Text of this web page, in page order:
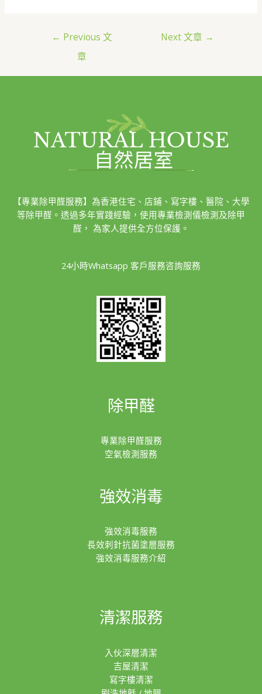
← Previous 文
章
Next 文章 →
【專業除甲醛服務】為香港住宅、店鋪、寫字樓、醫院、大學
等除甲醛。透過多年實踐經驗，使用專業檢測儀檢測及除甲
醛， 為家人提供全方位保護。
24小時Whatsapp 客戶服務咨詢服務
除甲醛
專業除甲醛服務
空氣檢測服務
強效消毒
強效消毒服務
長效刺針抗菌塗層服務
強效消毒服務介紹
清潔服務
入伙深層清潔
吉屋清潔
寫字樓清潔